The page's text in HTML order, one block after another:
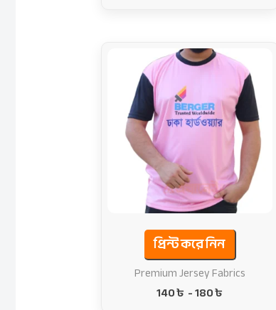
প্রিন্ট করে নিন
Premium Jersey Fabrics
140৳ -180৳